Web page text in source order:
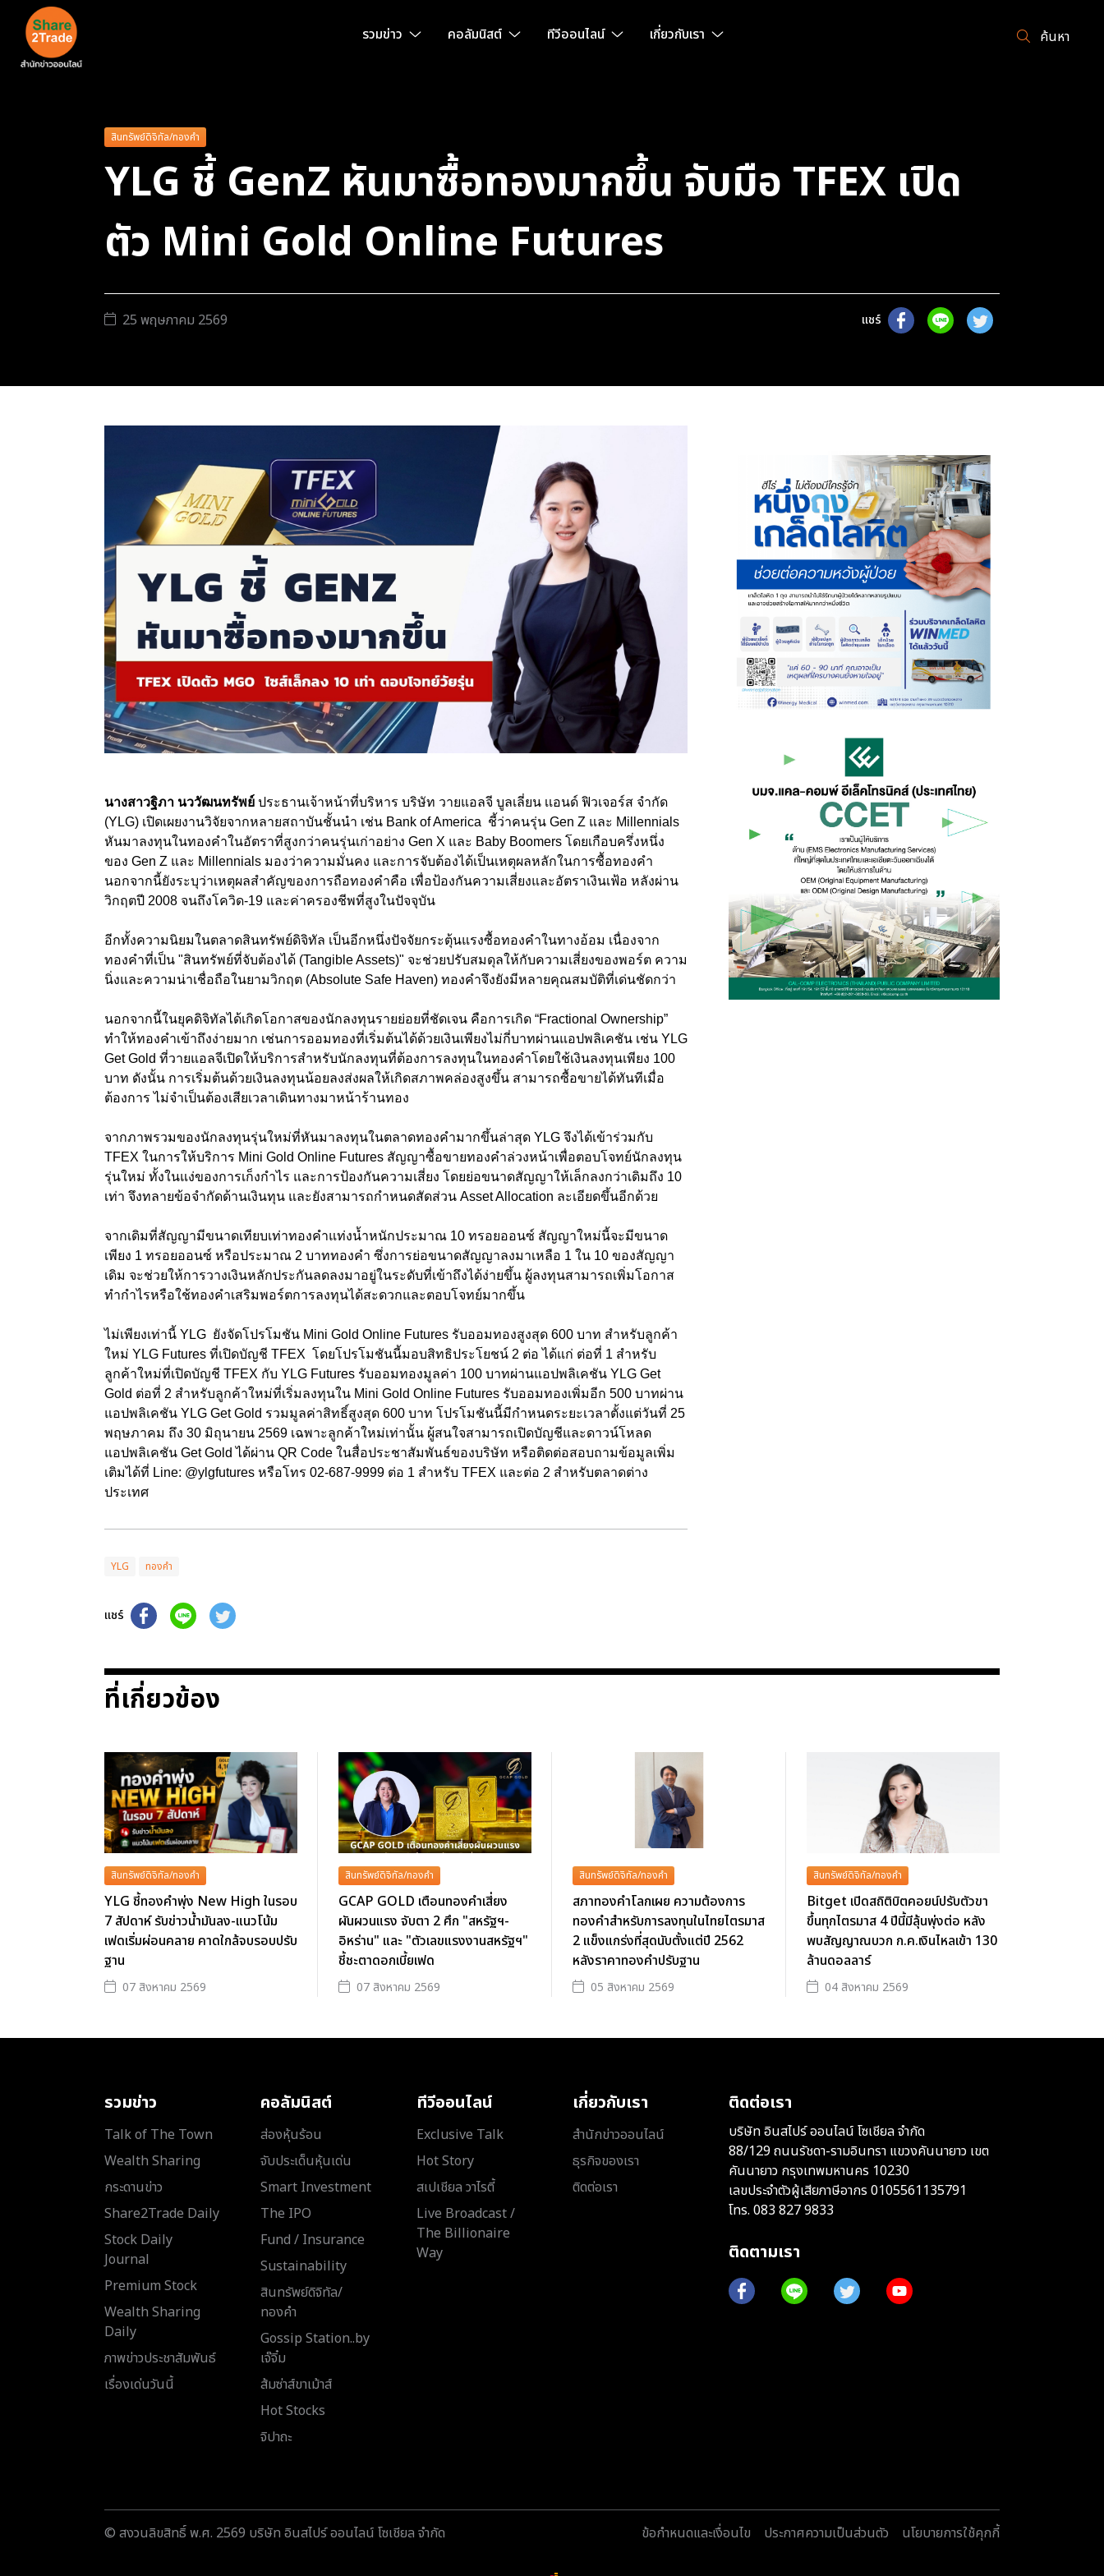
รวมข่าว คอลัมนิสต์ ทีวีออนไลน์ เกี่ยวกับเรา ค้นหา
สินทรัพย์ดิจิทัล/ทองคำ
YLG ชี้ GenZ หันมาซื้อทองมากขึ้น จับมือ TFEX เปิด
ตัว Mini Gold Online Futures
25 พฤษภาคม 2569 แชร์
นางสาวฐิภา นววัฒนทรัพย์ ประธานเจ้าหน้าที่บริหาร บริษัท วายแอลจี บูลเลี่ยน เเอนด์ ฟิวเจอร์ส จำกัด
(YLG) เปิดเผยงานวิจัยจากหลายสถาบันชั้นนำ เช่น Bank of America ชี้ว่าคนรุ่น Gen Z และ Millennials
หันมาลงทุนในทองคำในอัตราที่สูงกว่าคนรุ่นเก่าอย่าง Gen X และ Baby Boomers โดยเกือบครึ่งหนึ่ง
ของ Gen Z และ Millennials มองว่าความมั่นคง และการจับต้องได้เป็นเหตุผลหลักในการซื้อทองคำ
นอกจากนี้ยังระบุว่าเหตุผลสำคัญของการถือทองคำคือ เพื่อป้องกันความเสี่ยงและอัตราเงินเฟ้อ หลังผ่าน
วิกฤตปี 2008 จนถึงโควิด-19 และค่าครองชีพที่สูงในปัจจุบัน
อีกทั้งความนิยมในตลาดสินทรัพย์ดิจิทัล เป็นอีกหนึ่งปัจจัยกระตุ้นแรงซื้อทองคำในทางอ้อม เนื่องจาก
ทองคำที่เป็น "สินทรัพย์ที่จับต้องได้ (Tangible Assets)" จะช่วยปรับสมดุลให้กับความเสี่ยงของพอร์ต ความ
นิ่งและความน่าเชื่อถือในยามวิกฤต (Absolute Safe Haven) ทองคำจึงยังมีหลายคุณสมบัติที่เด่นชัดกว่า
นอกจากนี้ในยุคดิจิทัลได้เกิดโอกาสของนักลงทุนรายย่อยที่ชัดเจน คือการเกิด “Fractional Ownership”
ทำให้ทองคำเข้าถึงง่ายมาก เช่นการออมทองที่เริ่มต้นได้ด้วยเงินเพียงไม่กี่บาทผ่านแอปพลิเคชัน เช่น YLG
Get Gold ที่วายแอลจีเปิดให้บริการสำหรับนักลงทุนที่ต้องการลงทุนในทองคำโดยใช้เงินลงทุนเพียง 100
บาท ดังนั้น การเริ่มต้นด้วยเงินลงทุนน้อยลงส่งผลให้เกิดสภาพคล่องสูงขึ้น สามารถซื้อขายได้ทันทีเมื่อ
ต้องการ ไม่จำเป็นต้องเสียเวลาเดินทางมาหน้าร้านทอง
จากภาพรวมของนักลงทุนรุ่นใหม่ที่หันมาลงทุนในตลาดทองคำมากขึ้นล่าสุด YLG จึงได้เข้าร่วมกับ
TFEX ในการให้บริการ Mini Gold Online Futures สัญญาซื้อขายทองคำล่วงหน้าเพื่อตอบโจทย์นักลงทุน
รุ่นใหม่ ทั้งในแง่ของการเก็งกำไร และการป้องกันความเสี่ยง โดยย่อขนาดสัญญาให้เล็กลงกว่าเดิมถึง 10
เท่า จึงทลายข้อจำกัดด้านเงินทุน และยังสามารถกำหนดสัดส่วน Asset Allocation ละเอียดขึ้นอีกด้วย
จากเดิมที่สัญญามีขนาดเทียบเท่าทองคำแท่งน้ำหนักประมาณ 10 ทรอยออนซ์ สัญญาใหม่นี้จะมีขนาด
เพียง 1 ทรอยออนซ์ หรือประมาณ 2 บาททองคำ ซึ่งการย่อขนาดสัญญาลงมาเหลือ 1 ใน 10 ของสัญญา
เดิม จะช่วยให้การวางเงินหลักประกันลดลงมาอยู่ในระดับที่เข้าถึงได้ง่ายขึ้น ผู้ลงทุนสามารถเพิ่มโอกาส
ทำกำไรหรือใช้ทองคำเสริมพอร์ตการลงทุนได้สะดวกและตอบโจทย์มากขึ้น
ไม่เพียงเท่านี้ YLG ยังจัดโปรโมชัน Mini Gold Online Futures รับออมทองสูงสุด 600 บาท สำหรับลูกค้า
ใหม่ YLG Futures ที่เปิดบัญชี TFEX โดยโปรโมชันนี้มอบสิทธิประโยชน์ 2 ต่อ ได้แก่ ต่อที่ 1 สำหรับ
ลูกค้าใหม่ที่เปิดบัญชี TFEX กับ YLG Futures รับออมทองมูลค่า 100 บาทผ่านแอปพลิเคชัน YLG Get
Gold ต่อที่ 2 สำหรับลูกค้าใหม่ที่เริ่มลงทุนใน Mini Gold Online Futures รับออมทองเพิ่มอีก 500 บาทผ่าน
แอปพลิเคชัน YLG Get Gold รวมมูลค่าสิทธิ์สูงสุด 600 บาท โปรโมชันนี้มีกำหนดระยะเวลาตั้งแต่วันที่ 25
พฤษภาคม ถึง 30 มิถุนายน 2569 เฉพาะลูกค้าใหม่เท่านั้น ผู้สนใจสามารถเปิดบัญชีและดาวน์โหลด
แอปพลิเคชัน Get Gold ได้ผ่าน QR Code ในสื่อประชาสัมพันธ์ของบริษัท หรือติดต่อสอบถามข้อมูลเพิ่ม
เติมได้ที่ Line: @ylgfutures หรือโทร 02-687-9999 ต่อ 1 สำหรับ TFEX และต่อ 2 สำหรับตลาดต่าง
ประเทศ
YLG ทองคำ
แชร์
ที่เกี่ยวข้อง
สินทรัพย์ดิจิทัล/ทองคำ
YLG ชี้ทองคำพุ่ง New High ในรอบ
7 สัปดาห์ รับข่าวน้ำมันลง-แนวโน้ม
เฟดเริ่มผ่อนคลาย คาดใกล้จบรอบปรับ
ฐาน
07 สิงหาคม 2569
สินทรัพย์ดิจิทัล/ทองคำ
GCAP GOLD เตือนทองคำเสี่ยง
ผันผวนแรง จับตา 2 ศึก "สหรัฐฯ-
อิหร่าน" และ "ตัวเลขแรงงานสหรัฐฯ"
ชี้ชะตาดอกเบี้ยเฟด
07 สิงหาคม 2569
สินทรัพย์ดิจิทัล/ทองคำ
สภาทองคำโลกเผย ความต้องการ
ทองคำสำหรับการลงทุนในไทยไตรมาส
2 แข็งแกร่งที่สุดนับตั้งแต่ปี 2562
หลังราคาทองคำปรับฐาน
05 สิงหาคม 2569
สินทรัพย์ดิจิทัล/ทองคำ
Bitget เปิดสถิติบิตคอยน์ปรับตัวขา
ขึ้นทุกไตรมาส 4 ปีนี้มีลุ้นพุ่งต่อ หลัง
พบสัญญาณบวก ก.ค.เงินไหลเข้า 130
ล้านดอลลาร์
04 สิงหาคม 2569
รวมข่าว
Talk of The Town
Wealth Sharing
กระดานข่าว
Share2Trade Daily
Stock Daily
Journal
Premium Stock
Wealth Sharing
Daily
ภาพข่าวประชาสัมพันธ์
เรื่องเด่นวันนี้
คอลัมนิสต์
ส่องหุ้นร้อน
จับประเด็นหุ้นเด่น
Smart Investment
The IPO
Fund / Insurance
Sustainability
สินทรัพย์ดิจิทัล/
ทองคำ
Gossip Station..by
เจ๊จิ๋ม
ส้มซ่าส์ขาเม้าส์
Hot Stocks
จิปาถะ
ทีวีออนไลน์
Exclusive Talk
Hot Story
สเปเชียล วาไรตี้
Live Broadcast /
The Billionaire
Way
เกี่ยวกับเรา
สำนักข่าวออนไลน์
ธุรกิจของเรา
ติดต่อเรา
ติดต่อเรา
บริษัท อินสไปร์ ออนไลน์ โซเชียล จำกัด
88/129 ถนนรัชดา-รามอินทรา แขวงคันนายาว เขต
คันนายาว กรุงเทพมหานคร 10230
เลขประจำตัวผู้เสียภาษีอากร 0105561135791
โทร. 083 827 9833
ติดตามเรา
© สงวนลิขสิทธิ์ พ.ศ. 2569 บริษัท อินสไปร์ ออนไลน์ โซเชียล จำกัด ข้อกำหนดและเงื่อนไข ประกาศความเป็นส่วนตัว นโยบายการใช้คุกกี้